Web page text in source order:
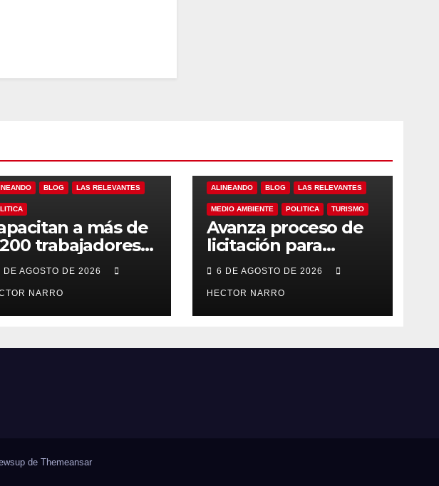
BLOG LAS RELEVANTES
a más de
200 trabajadores
sector hotelero
derechos
y respeto
en Los Cabos
DE AGOSTO DE 2026
NARRO
ALINEANDO BLOG LAS RELEVANTES
MEDIO AMBIENTE POLITICA TURISMO
Avanza proceso de
licitación para
adquisición de
maquinaria del Plan
de Regeneración
del Estero Josefino
6 DE AGOSTO DE 2026
HECTOR NARRO
de Themeansar